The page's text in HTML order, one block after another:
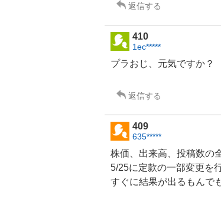
返信する
410
1ec*****
プラおじ、元気ですか？
返信する
409
635*****
株価、出来高、投稿数の
5/25に定款の一部変更を
すぐに結果が出るもんで